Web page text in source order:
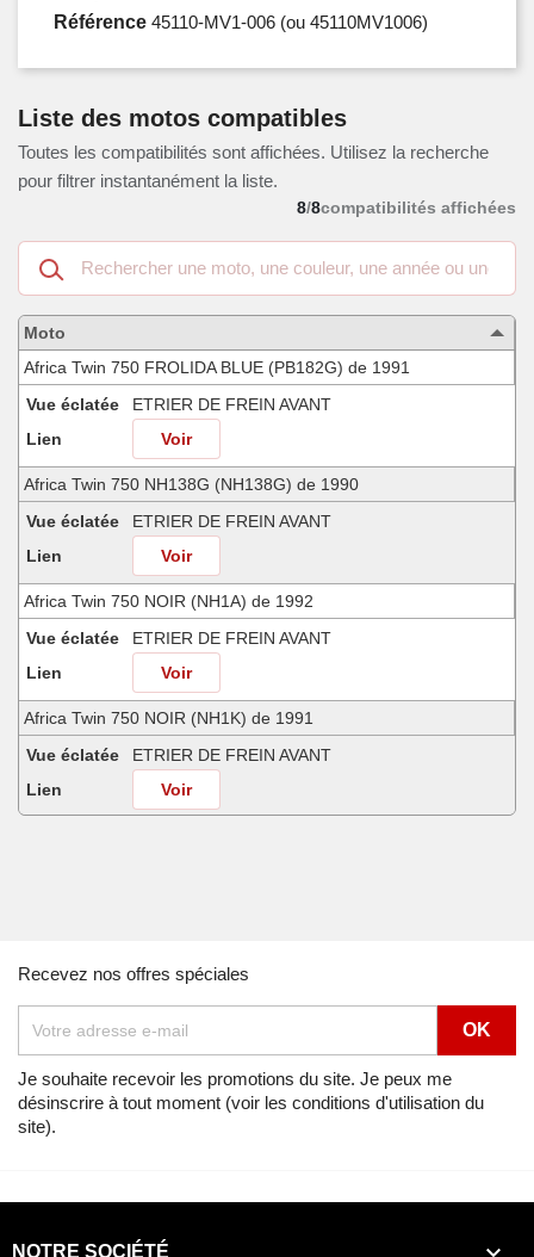
Référence 45110-MV1-006 (ou 45110MV1006)
Liste des motos compatibles
Toutes les compatibilités sont affichées. Utilisez la recherche
pour filtrer instantanément la liste.
8/8compatibilités affichées
Recherche
dans
les
motos
compatibles
Moto
Africa Twin 750 FROLIDA BLUE (PB182G) de 1991
Vue éclatée
ETRIER DE FREIN AVANT
Lien
Voir
Africa Twin 750 NH138G (NH138G) de 1990
Vue éclatée
ETRIER DE FREIN AVANT
Lien
Voir
Africa Twin 750 NOIR (NH1A) de 1992
Vue éclatée
ETRIER DE FREIN AVANT
Lien
Voir
Africa Twin 750 NOIR (NH1K) de 1991
Vue éclatée
ETRIER DE FREIN AVANT
Lien
Voir
ETRIER DE FREIN AVANT
Lien
Voir
Africa Twin 750 SHASTA WHITE (NH138H) de 1992
Vue éclatée
ETRIER DE FREIN AVANT
Lien
Recevez nos offres spéciales
Je souhaite recevoir les promotions du site. Je peux me
désinscrire à tout moment (voir les conditions d'utilisation du
site).
NOTRE SOCIÉTÉ